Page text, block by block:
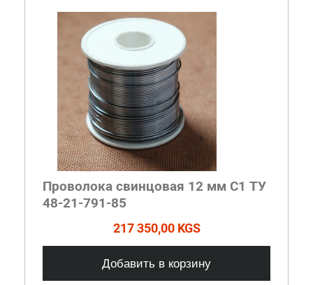
Проволока свинцовая 12 мм С1 ТУ
48-21-791-85
217 350,00 KGS
Добавить в корзину